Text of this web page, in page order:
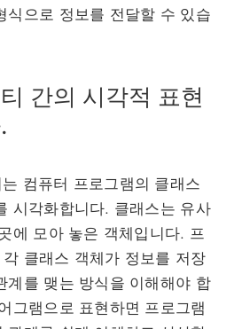
식으로 정보를 전달할 수 있습
간의 시각적 표현
컴퓨터 프로그램의 클래스
시각화합니다. 클래스는 유사
에 모아 놓은 객체입니다. 프
클래스 객체가 정보를 저장
계를 맺는 방식을 이해해야 합
그램으로 표현하면 프로그램